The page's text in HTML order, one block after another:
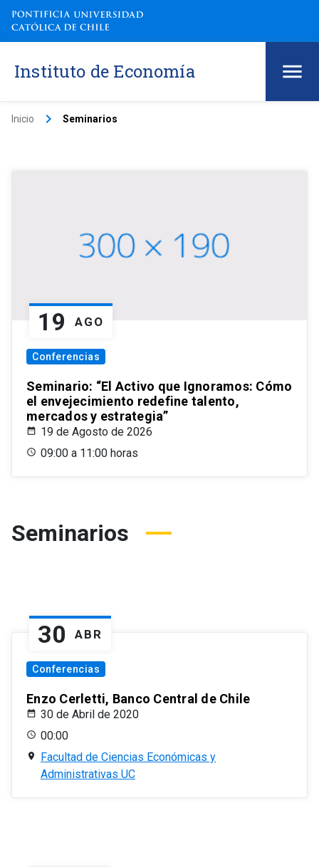
Instituto de Economía
Inicio keyboard_arrow_right Seminarios
19 AGO
Conferencias
Seminario: “El Activo que Ignoramos: Cómo
el envejecimiento redefine talento,
mercados y estrategia”
19 de Agosto de 2026
09:00 a 11:00 horas
Seminarios
30 ABR
Conferencias
Enzo Cerletti, Banco Central de Chile
30 de Abril de 2020
00:00
Facultad de Ciencias Económicas y
Administrativas UC